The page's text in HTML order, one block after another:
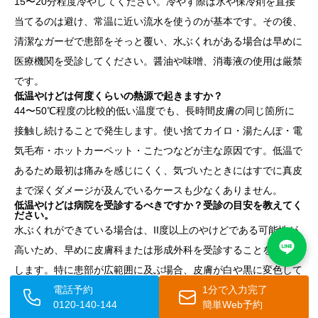
当てるのは避け、常温に近い流水を使うのが基本です。その後、
清潔なガーゼで患部をそっと覆い、水ぶくれがある場合は早めに
医療機関を受診してください。醤油や味噌、消毒液の使用は厳禁
です。
低温やけどは何度くらいの熱源で起きますか？
44〜50℃程度の比較的低い温度でも、長時間皮膚の同じ箇所に
接触し続けることで発生します。使い捨てカイロ・湯たんぽ・電
気毛布・ホットカーペット・こたつなどが主な原因です。低温で
あるため最初は痛みを感じにくく、気づいたときにはすでに真皮
まで深くダメージが及んでいるケースも少なくありません。
低温やけどは病院を受診するべきですか？受診の目安を教えてく
ださい。
水ぶくれができている場合は、II度以上のやけどである可能性が
高いため、早めに皮膚科または形成外科を受診することをお勧め
します。特に患部が広範囲に及ぶ場合、皮膚が白や黒に変色して
いる場合、発熱や膿が出てきた場合は速やかな受診が必要です。
アイシークリニックでも、やけどの診療に対応しています。
電話予約
0120-140-144
1分で入力完了
簡単Web予約